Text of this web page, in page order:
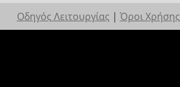
Οδηγός Λειτουργίας | Όροι Χρήσης